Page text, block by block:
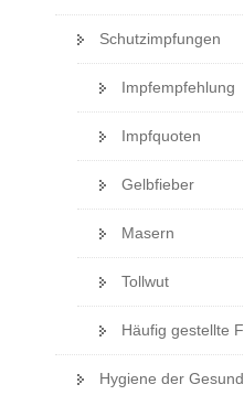
Schutzimpfungen
Impfempfehlung
Impfquoten
Gelbfieber
Masern
Tollwut
Häufig gestellte
Hygiene der